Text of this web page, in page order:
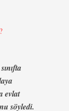
evlat
söyledi.